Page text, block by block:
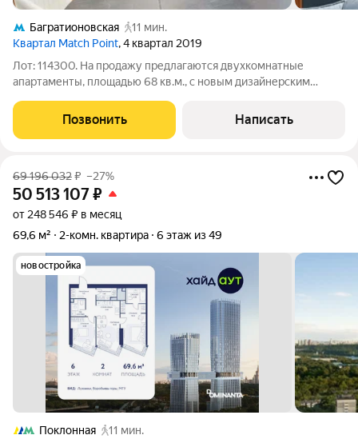
Багратионовская
11 мин.
Квартал Match Point, 4 квартал 2019
Лот: 114300. На продажу предлагаются двухкомнатные
апартаменты, площадью 68 кв.м., с новым дизайнерским
просторная кухня-гостиная, спальня, совмещенный санузел,
постирочная, прихожая, лоджия.
Позвонить Написать
69 196 032₽ –27%
50 513 107₽
от 248 546 ₽ в месяц
69,6 м²
2-комн. квартира 6 этаж из 49
новостройка
Поклонная
11 мин.